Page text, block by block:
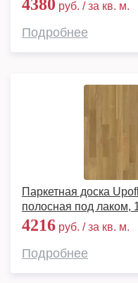
4380 руб. / за кв. м.
Подробнее
Паркетная доска
полосная под лаком,
4216 руб. / за кв. м.
Подробнее